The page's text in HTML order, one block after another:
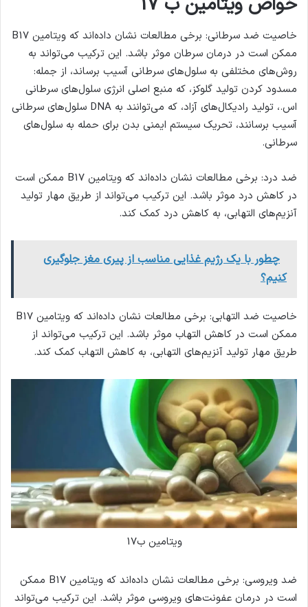
خاصیت ضد سرطانی: برخی مطالعات نشان داده‌اند که ویتامین B17
ممکن است در درمان سرطان موثر باشد. این ترکیب می‌تواند به
روش‌های مختلفی به سلول‌های سرطانی آسیب برساند، از جمله:
مسدود کردن تولید گلوکز، که منبع اصلی انرژی سلول‌های سرطانی
اس.، تولید رادیکال‌های آزاد، که می‌توانند به DNA سلول‌های سرطانی
آسیب برسانند، تحریک سیستم ایمنی بدن برای حمله به سلول‌های
سرطانی.
ضد درد: برخی مطالعات نشان داده‌اند که ویتامین B17 ممکن است
در کاهش درد موثر باشد. این ترکیب می‌تواند از طریق مهار تولید
آنزیم‌های التهابی، به کاهش درد کمک کند.
چطور با یک رژیم غذایی مناسب از پیری مغز جلوگیری
کنیم؟
خاصیت ضد التهابی: برخی مطالعات نشان داده‌اند که ویتامین B17
ممکن است در کاهش التهاب موثر باشد. این ترکیب می‌تواند از
طریق مهار تولید آنزیم‌های التهابی، به کاهش التهاب کمک کند.
ویتامین ب17
ضد ویروسی: برخی مطالعات نشان داده‌اند که ویتامین B17 ممکن
است در درمان عفونت‌های ویروسی موثر باشد. این ترکیب می‌تواند